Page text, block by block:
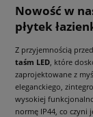
Nowość w
płytek
Z przyjemnością
taśm LED , które
zaprojektowane z
eleganckiego,
wysokiej
normę IP44, co czyni